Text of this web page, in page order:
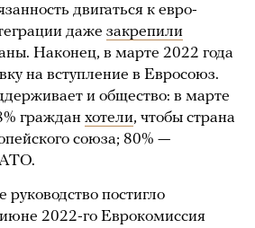
двигаться к евро-
даже закрепили
Наконец, в марте 2022 года
на вступление в Евросоюз.
и общество: в марте
граждан хотели, чтобы страна
союза; 80% —
руководство постигло
2022-го Еврокомиссия